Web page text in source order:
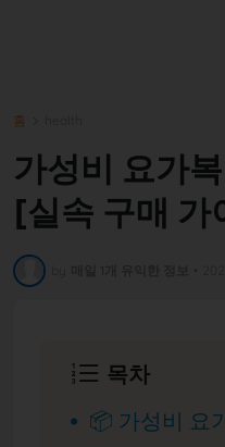
홈
가성비 요가
[실속 구매 가
목차
📦 가성비 요